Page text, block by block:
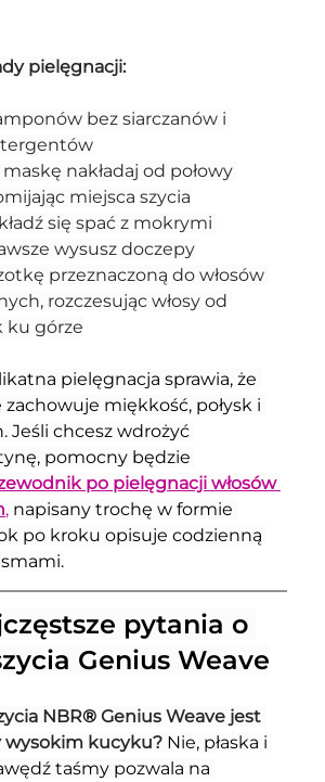
pielęgnacji:
bez siarczanów i
nakładaj od połowy
miejsca szycia
się spać z mokrymi
wysusz doczepy
przeznaczoną do włosów
rozczesując włosy od
ku górze
pielęgnacja sprawia, że
zachowuje miękkość, połysk i
Jeśli chcesz wdrożyć
pomocny będzie
po pielęgnacji włosów
, napisany trochę w formie
po kroku opisuje codzienną
pytania o
Genius Weave
NBR® Genius Weave jest
wysokim kucyku? Nie, płaska i
taśmy pozwala na